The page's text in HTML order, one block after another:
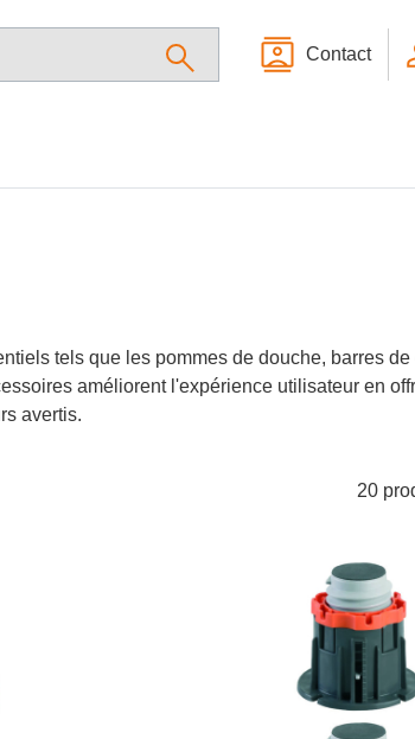
Contact
tels que les pommes de douche, barres
améliorent l'expérience utilisateur en
avertis.